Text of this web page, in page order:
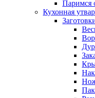
Паримся
Кухонная